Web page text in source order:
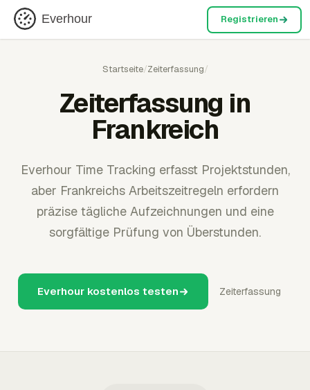
Everhour Registrieren
Startseite/Zeiterfassung/
Zeiterfassung in
Frankreich
Everhour Time Tracking erfasst Projektstunden,
aber Frankreichs Arbeitszeitregeln erfordern
präzise tägliche Aufzeichnungen und eine
sorgfältige Prüfung von Überstunden.
Everhour kostenlos testen Zeiterfassung